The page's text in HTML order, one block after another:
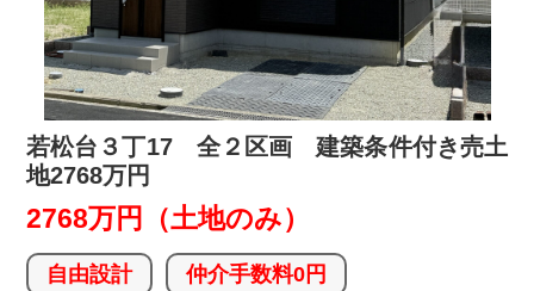
若松台３丁17 全２区画 建築条件付き売土
地2768万円
2768万円（土地のみ）
自由設計 仲介手数料0円